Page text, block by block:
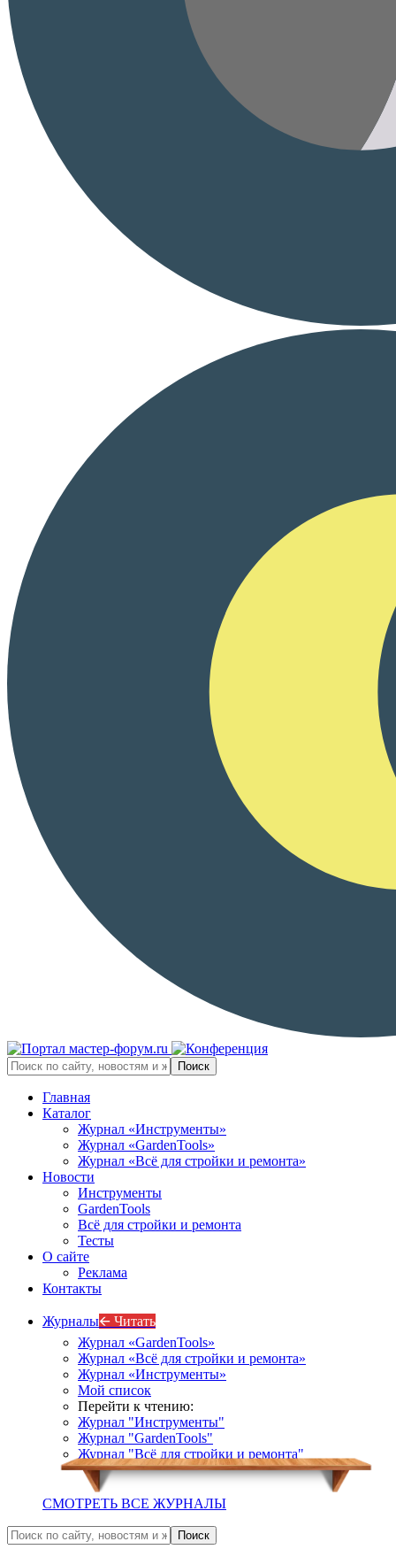
Главная
Каталог
Журнал «Инструменты»
Журнал «GardenTools»
Журнал «Всё для стройки и ремонта»
Новости
Инструменты
GardenTools
Всё для стройки и ремонта
Тесты
О сайте
Реклама
Контакты
Журналы🡨 Читать
Журнал «GardenTools»
Журнал «Всё для стройки и ремонта»
Журнал «Инструменты»
Мой список
Перейти к чтению:
Журнал "Инструменты"
Журнал "GardenTools"
Журнал "Всё для стройки и ремонта"
СМОТРЕТЬ ВСЕ ЖУРНАЛЫ